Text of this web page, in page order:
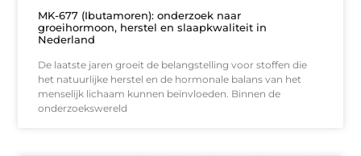
MK-677 (Ibutamoren): onderzoek naar
groeihormoon, herstel en slaapkwaliteit in
Nederland
De laatste jaren groeit de belangstelling voor stoffen die
het natuurlijke herstel en de hormonale balans van het
menselijk lichaam kunnen beïnvloeden. Binnen de
onderzoekswereld